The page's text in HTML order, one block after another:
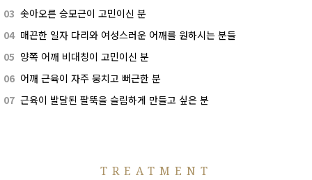
03 솟아오른 승모근이 고민이신 분
04 매끈한 일자 다리와 여성스러운 어깨를 원하시는 분들
05 양쪽 어깨 비대칭이 고민이신 분
06 어깨 근육이 자주 뭉치고 뻐근한 분
07 근육이 발달된 팔뚝을 슬림하게 만들고 싶은 분
TREATMENT